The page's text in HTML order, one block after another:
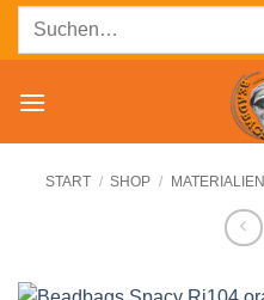
ZumSuchen
START / SHOP / MATERIALIEN